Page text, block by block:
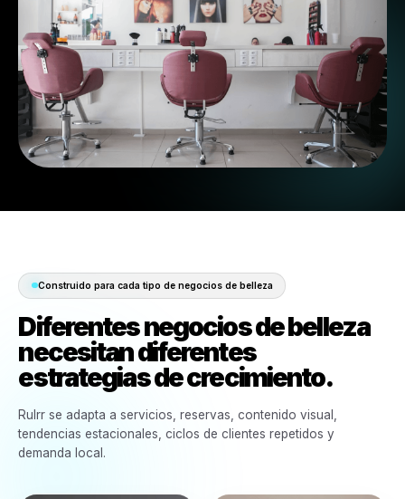
Construido para cada tipo de negocios de belleza
Diferentes negocios de